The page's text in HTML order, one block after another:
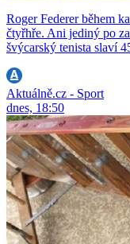
Roger Federer během
čtyřhře. Ani jediný po
švýcarský tenista slaví
Aktuálně.cz - Sport
dnes, 18:50